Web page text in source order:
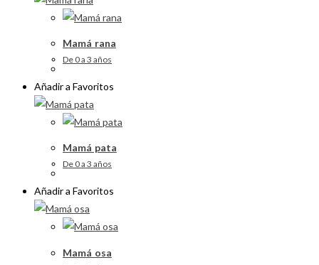
Mamá rana
De 0 a 3 años
Añadir a Favoritos
Mamá pata
De 0 a 3 años
Añadir a Favoritos
Mamá osa